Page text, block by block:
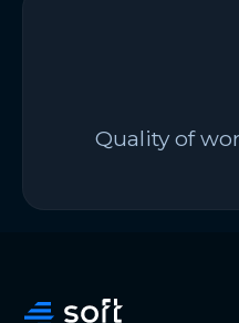
Quality of